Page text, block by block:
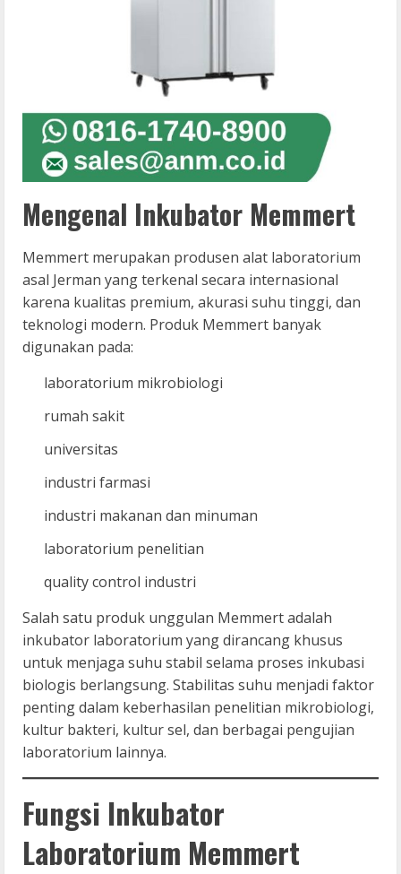
Mengenal Inkubator Memmert
Memmert merupakan produsen alat laboratorium
asal Jerman yang terkenal secara internasional
karena kualitas premium, akurasi suhu tinggi, dan
teknologi modern. Produk Memmert banyak
digunakan pada:
laboratorium mikrobiologi
rumah sakit
universitas
industri farmasi
industri makanan dan minuman
laboratorium penelitian
quality control industri
Salah satu produk unggulan Memmert adalah
inkubator laboratorium yang dirancang khusus
untuk menjaga suhu stabil selama proses inkubasi
biologis berlangsung. Stabilitas suhu menjadi faktor
penting dalam keberhasilan penelitian mikrobiologi,
kultur bakteri, kultur sel, dan berbagai pengujian
laboratorium lainnya.
Fungsi Inkubator
Laboratorium Memmert